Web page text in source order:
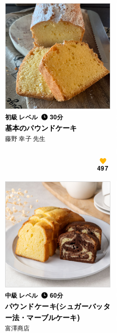
初級 レベル 30分
基本のパウンドケーキ
藤野 幸子 先生
497
中級 レベル 60分
パウンドケーキ(シュガーバッタ
ー法・マーブルケーキ)
富澤商店